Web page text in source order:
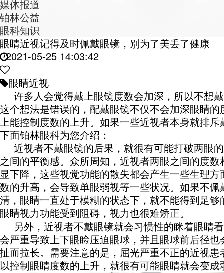
媒体报道
铂林公益
眼科知识
眼睛近视记得及时佩戴眼镜，别为了美丢了健康
2021-05-25 14:03:42
眼睛近视
许多人会觉得戴上眼镜度数会加深，所以不想
这个想法是错误的，配戴眼镜不仅不会加深眼睛
上能控制度数的上升。如果一些近视者本身就排
下面铂林眼科为您介绍：
近视者不戴眼镜的后果，就很有可能打破两眼
之间的平衡感。众所周知，近视者两眼之间的度
显下降，这些视觉功能的散失都会产生一些生理
数的升高，会导致单眼弱视等一些状况。如果不
清，眼睛一直处于模糊的状态下，就不能得到足
眼睛视力功能受到阻碍，视力也很难矫正。
另外，近视者不戴眼镜就会习惯性的眯着眼睛
会严重导致上下眼睑压迫眼球，并且眼球前后径
扯而拉长。需要注意的是，屈光严重不正的近视
以控制眼睛度数的上升，就很有可能眼睛就会变成